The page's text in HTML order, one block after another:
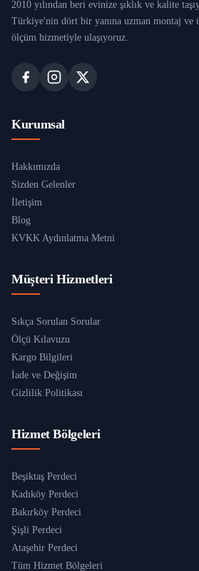
2010 yılından beri evinize şıklık ve kalite
Türkiye'nin dört bir yanına uzman montaj ve
ölçüm hizmetiyle ulaşıyoruz.
Kurumsal
Hakkımızda
Sizden Gelenler
İletişim
Blog
KVKK Aydınlatma Metni
Müşteri Hizmetleri
Sıkça Sorulan Sorular
Ölçü Kılavuzu
Kargo Bilgileri
İade ve Değişim
Gizlilik Politikası
Hizmet Bölgeleri
Beşiktaş Perdeci
Kadıköy Perdeci
Bakırköy Perdeci
Şişli Perdeci
Ataşehir Perdeci
Tüm Hizmet Bölgeleri